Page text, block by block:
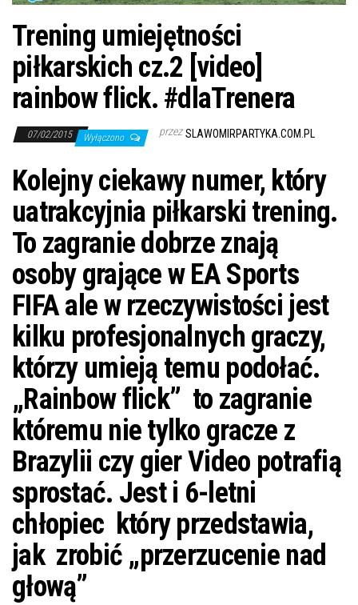
Trening umiejętności
piłkarskich cz.2 [video]
rainbow flick. #dlaTrenera
07/02/2015 Wyłączono przez SLAWOMIRPARTYKA.COM.PL
Kolejny ciekawy numer, który
uatrakcyjnia piłkarski trening.
To zagranie dobrze znają
osoby grające w EA Sports
FIFA ale w rzeczywistości jest
kilku profesjonalnych graczy,
którzy umieją temu podołać.
„Rainbow flick” to zagranie
któremu nie tylko gracze z
Brazylii czy gier Video potrafią
sprostać. Jest i 6-letni
chłopiec który przedstawia,
jak zrobić „przerzucenie nad
głową”